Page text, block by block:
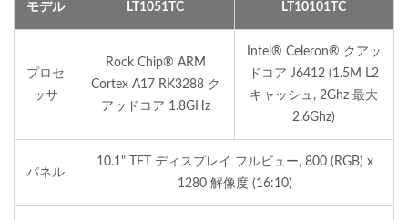
モデル LT1051TC LT10101TC
プロセ
ッサ
Rock Chip® ARM
Cortex A17 RK3288 ク
アッドコア 1.8GHz
Intel® Celeron® クアッ
ドコア J6412 (1.5M L2
キャッシュ, 2Ghz 最大
2.6Ghz)
パネル
10.1" TFT ディスプレイ フルビュー, 800 (RGB) x
1280 解像度 (16:10)